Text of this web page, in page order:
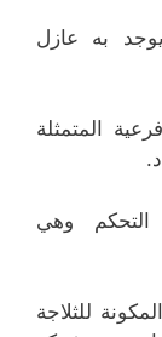
به عازل
المتمثلة
التحكم وهي
للثلاجة